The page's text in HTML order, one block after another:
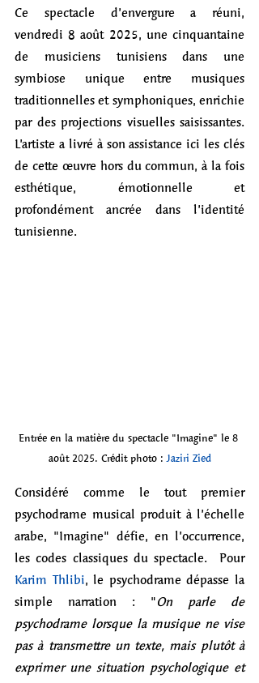
Ce spectacle d’envergure a réuni,
vendredi 8 août 2025, une cinquantaine
de musiciens tunisiens dans une
symbiose unique entre musiques
traditionnelles et symphoniques, enrichie
par des projections visuelles saisissantes.
L’artiste a livré à son assistance ici les clés
de cette œuvre hors du commun, à la fois
esthétique, émotionnelle et
profondément ancrée dans l’identité
tunisienne.
Entrée en la matière du spectacle "Imagine" le 8
août 2025. Crédit photo : Jaziri Zied
Considéré comme le tout premier
psychodrame musical produit à l’échelle
arabe, "Imagine" défie, en l’occurrence,
les codes classiques du spectacle.  Pour
Karim Thlibi, le psychodrame dépasse la
simple narration : "On parle de
psychodrame lorsque la musique ne vise
pas à transmettre un texte, mais plutôt à
exprimer une situation psychologique et